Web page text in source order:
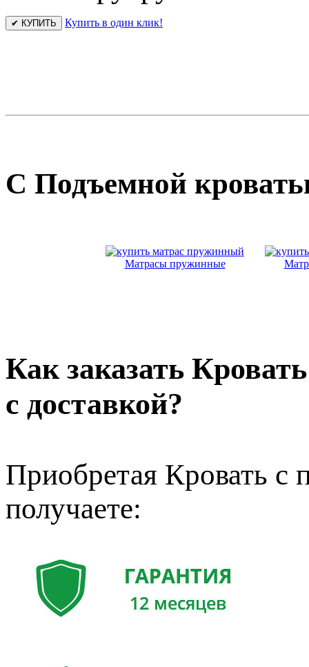
✔ КУПИТЬ Купить в один клик!
С Подъемной
Матрасы пружинные
Как заказать
с доставкой?
Приобретая Кровать
получаете: